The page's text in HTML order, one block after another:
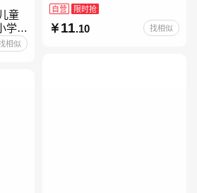
火、零油烟！蒸、煮、炒、
烤、焗……全彩印刷+步骤
图解，让美味跃然眼前、操
自营 限时抢
11 .10 找相似
童
学生
读
年
相似